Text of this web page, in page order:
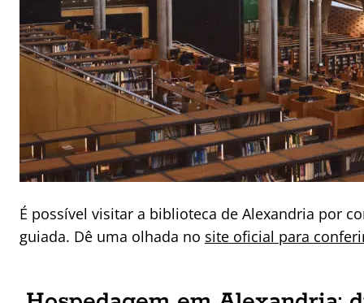
É possível visitar a biblioteca de Alexandria por
guiada. Dê uma olhada no site oficial para